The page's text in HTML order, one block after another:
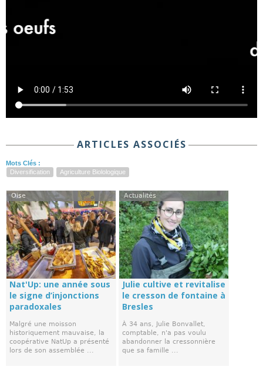
ARTICLES ASSOCIÉS
Mots Clés :
Diversification
Agriculture Biolologique
Oise
Nat'Up: une année sous
le signe d’injonctions
paradoxales
Malgré une moisson
historiquement mauvaise, la
coopérative NatUp a présenté
lors de son assemblée ...
Actualités
Julie cultive et revitalise
le cresson de fontaine à
Bresles
À 34 ans, Julie Bonvallet,
comptable, n'a pas voulu
abandonner la cressonnière
que sa famille ...